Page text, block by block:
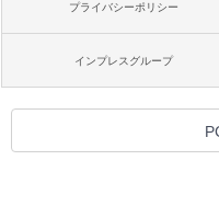
プライバシーポリシー
インプレスグループ